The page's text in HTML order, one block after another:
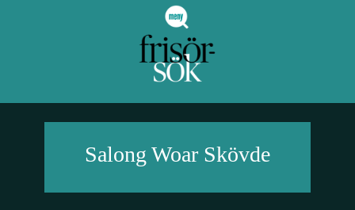
Salong Woar Skövde